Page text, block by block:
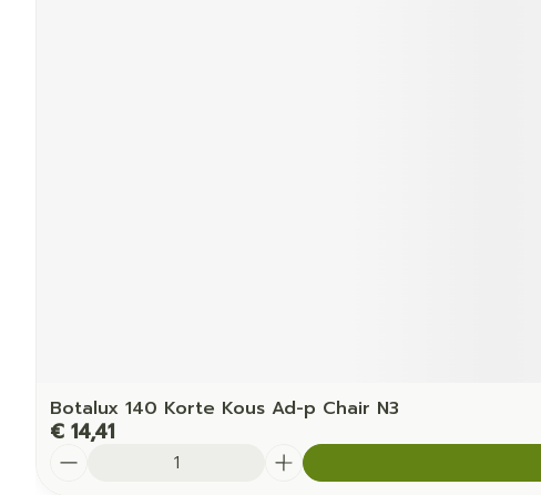
Botalux 140 Korte Kous Ad-p Chair N3
€ 14,41